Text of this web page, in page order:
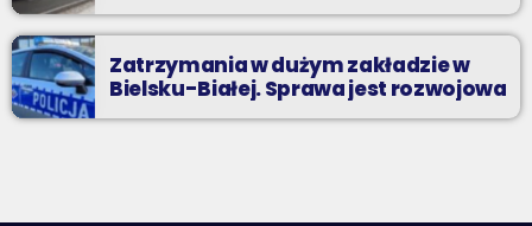
Zatrzymania w dużym zakładzie w
Bielsku-Białej. Sprawa jest rozwojowa